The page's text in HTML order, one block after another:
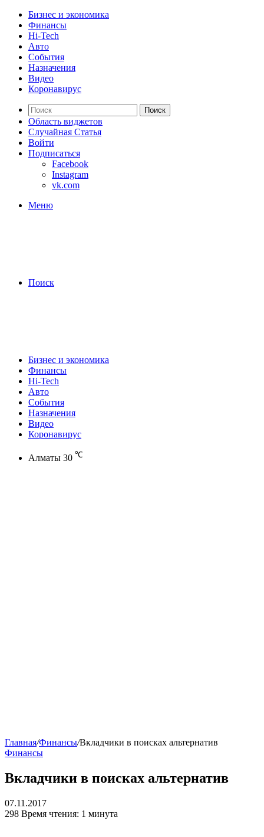
Бизнес и экономика
Финансы
Hi-Tech
Авто
События
Назначения
Видео
Коронавирус
Поиск
Область виджетов
Случайная Статья
Войти
Подписаться
Facebook
Instagram
vk.com
Меню
Поиск
Бизнес и экономика
Финансы
Hi-Tech
Авто
События
Назначения
Видео
Коронавирус
Алматы 30 ℃
Главная/Финансы/Вкладчики в поисках альтернатив
Финансы
Вкладчики в поисках альтернатив
07.11.2017
298 Время чтения: 1 минута